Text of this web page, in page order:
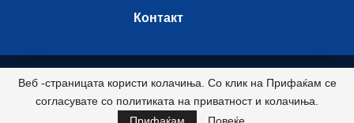
Контакт
© 2026 - Istok Press. All Rights Reserved.
Развиено и хостирано од
Веб -страницата користи колачиња. Со клик на Прифаќам се
согласувате со политиката на приватност и колачиња.